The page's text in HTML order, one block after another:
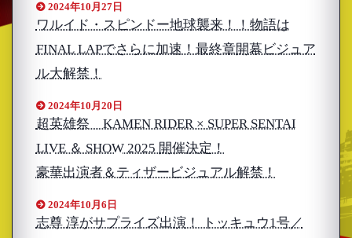
2024年10月27日
ワルイド・スピンドー地球襲来！！物語は
FINAL LAPでさらに加速！最終章開幕ビジュア
ル大解禁！
2024年10月20日
超英雄祭 KAMEN RIDER × SUPER SENTAI
LIVE ＆ SHOW 2025 開催決定！
豪華出演者＆ティザービジュアル解禁！
2024年10月6日
志尊 淳がサプライズ出演！ トッキュウ1号／